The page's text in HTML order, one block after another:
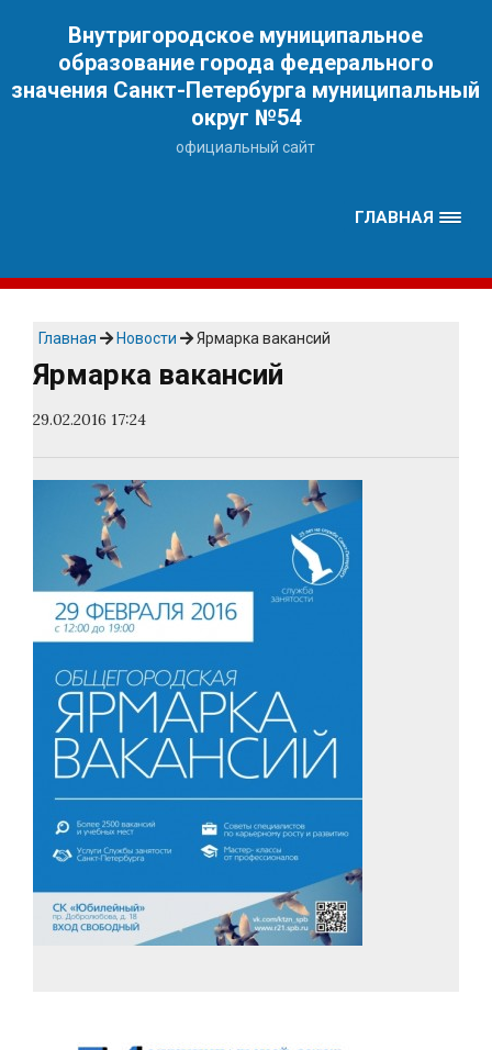
Внутригородское муниципальное
образование города федерального
значения Санкт-Петербурга муниципальный
округ №54
официальный сайт
ГЛАВНАЯ
Главная Новости Ярмарка вакансий
Ярмарка вакансий
29.02.2016 17:24